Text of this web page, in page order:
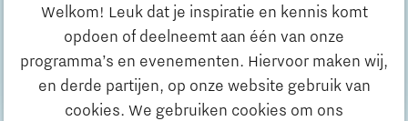
Welkom! Leuk dat je inspiratie en kennis komt
opdoen of deelneemt aan één van onze
programma’s en evenementen. Hiervoor maken wij,
en derde partijen, op onze website gebruik van
cookies. We gebruiken cookies om ons
Programmaleider Duurzame Batterijcomponenten
& Productieprocessen
Contact